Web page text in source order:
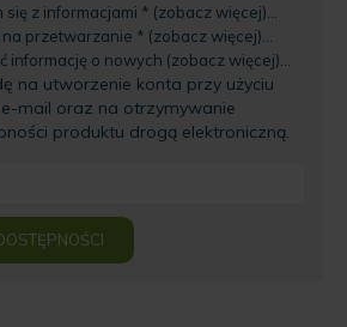
się z informacjami * (zobacz więcej)...
przetwarzanie * (zobacz więcej)...
informację o nowych (zobacz więcej)...
na utworzenie konta przy użyciu
mail oraz na otrzymywanie
produktu drogą elektroniczną.